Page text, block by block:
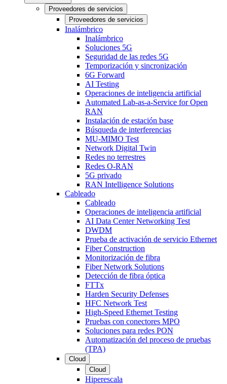
Proveedores de servicios
Proveedores de servicios
Inalámbrico
Inalámbrico
Soluciones 5G
Seguridad de las redes 5G
Temporización y sincronización
6G Forward
AI Testing
Operaciones de inteligencia artificial
Automated Lab-as-a-Service for Open
RAN
Instalación de estación base
Búsqueda de interferencias
MU-MIMO Test
Network Digital Twin
Redes no terrestres
Redes O-RAN
5G privado
RAN Intelligence Solutions
Cableado
Cableado
Operaciones de inteligencia artificial
AI Data Center Networking Test
DWDM
Prueba de activación de servicio Ethernet
Fiber Construction
Monitorización de fibra
Fiber Network Solutions
Detección de fibra óptica
FTTx
Harden Security Defenses
HFC Network Test
High-Speed Ethernet Testing
Pruebas con conectores MPO
Soluciones para redes PON
Automatización del proceso de pruebas
(TPA)
Cloud
Cloud
Hiperescala